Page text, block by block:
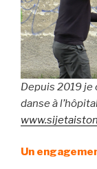
Depuis 2019
danse à
Un